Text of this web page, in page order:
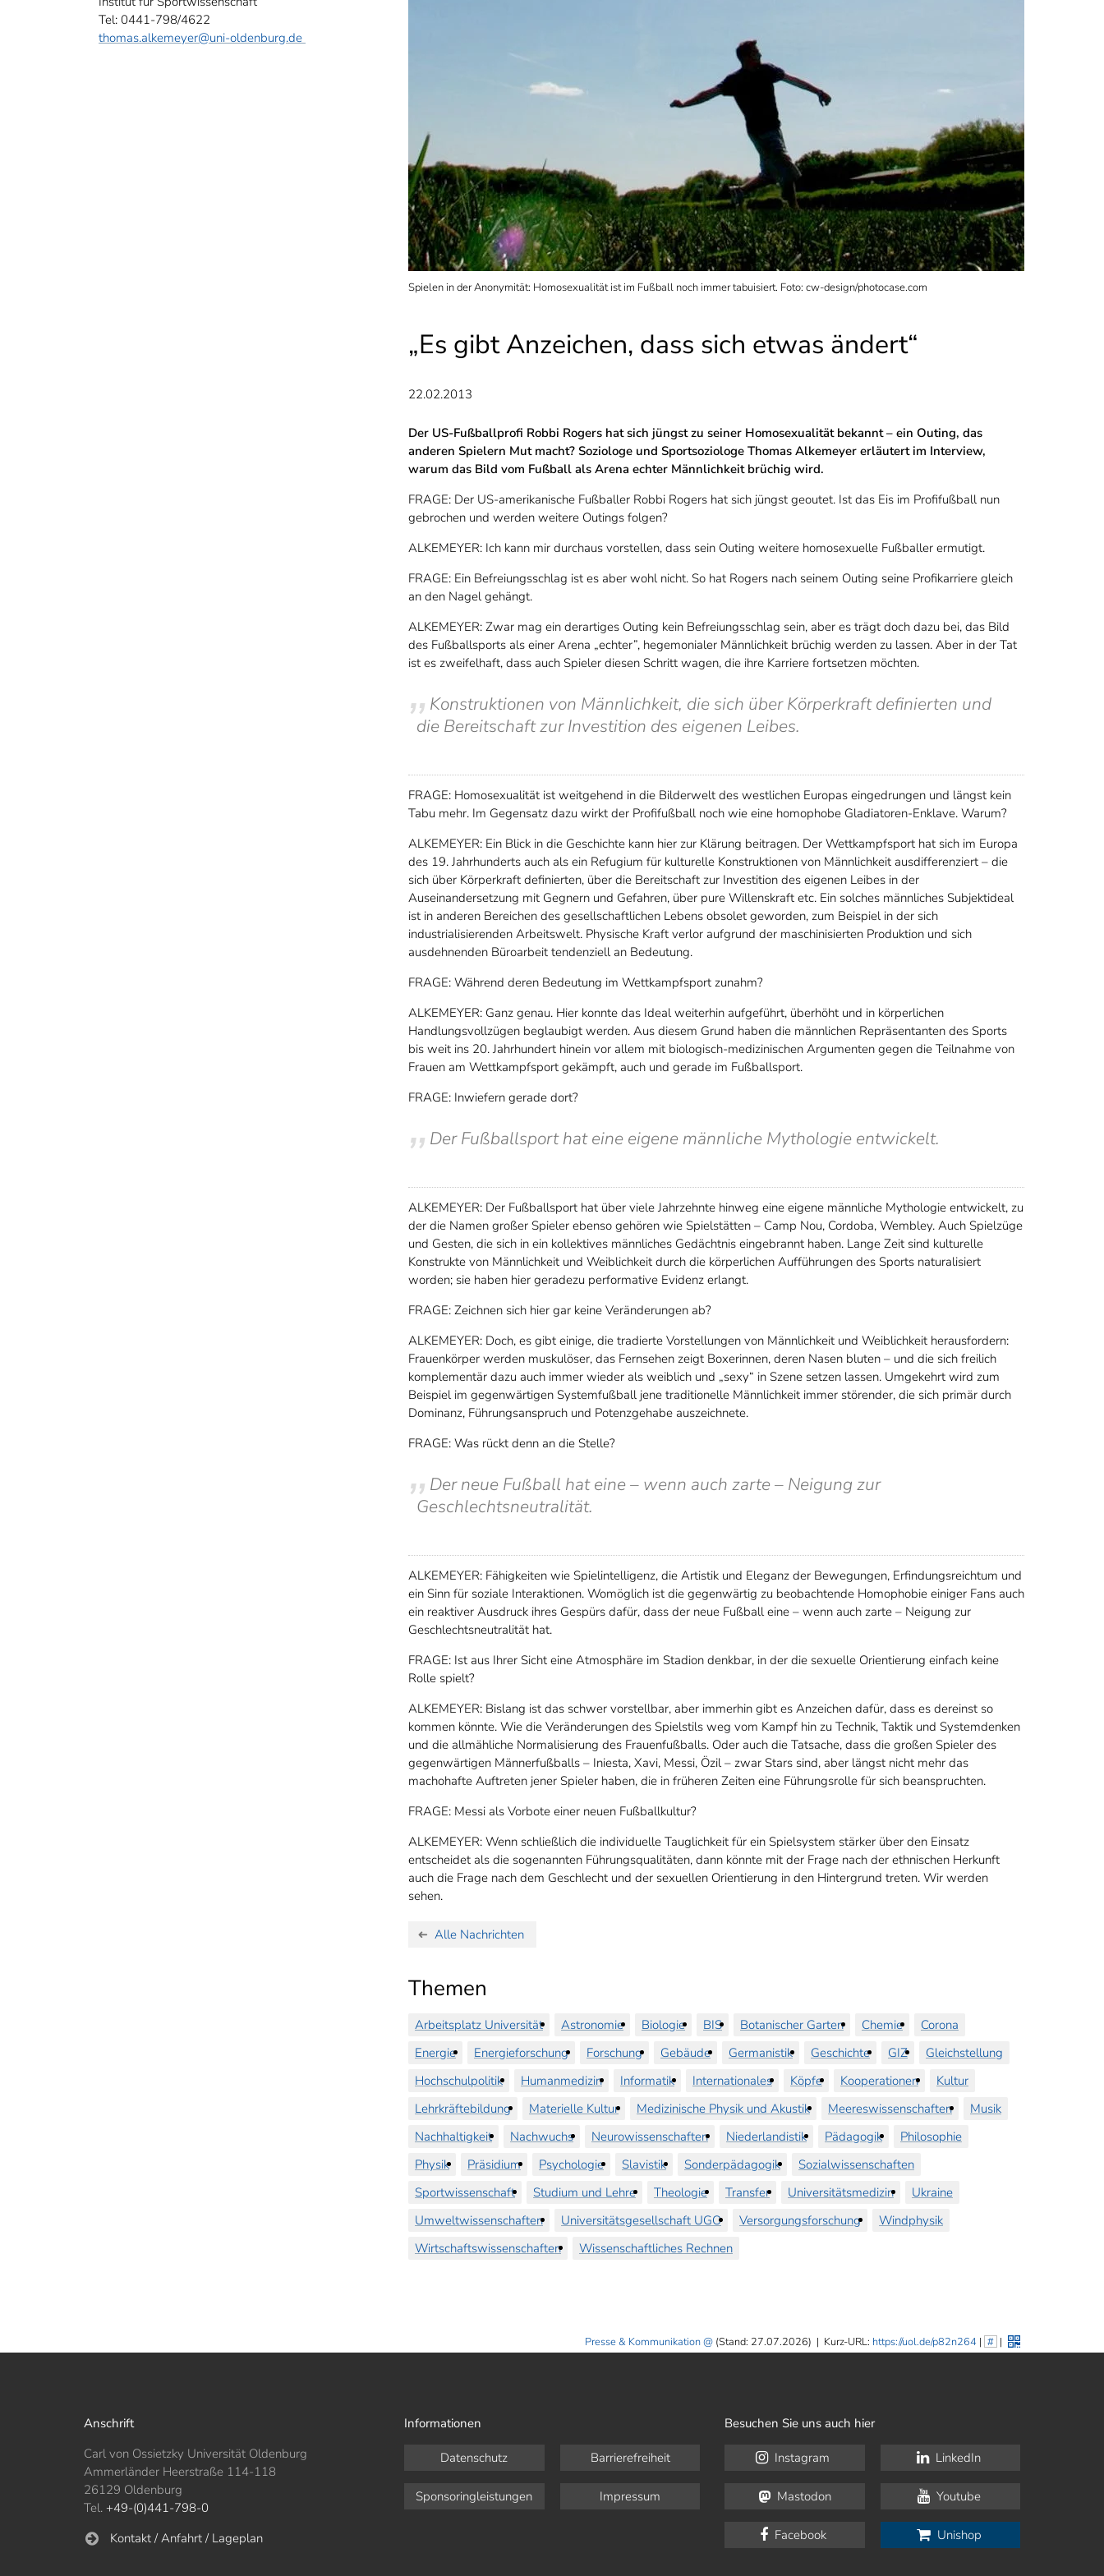
Tel: 0441-798/4622
thomas.alkemeyer@uni-oldenburg.de
Spielen in der Anonymität: Homosexualität ist im Fußball noch immer tabuisiert. Foto: cw-design/photocase.com
„Es gibt Anzeichen, dass sich etwas ändert“
22.02.2013
Der US-Fußballprofi Robbi Rogers hat sich jüngst zu seiner Homosexualität bekannt – ein Outing, das
anderen Spielern Mut macht? Soziologe und Sportsoziologe Thomas Alkemeyer erläutert im Interview,
warum das Bild vom Fußball als Arena echter Männlichkeit brüchig wird.
FRAGE: Der US-amerikanische Fußballer Robbi Rogers hat sich jüngst geoutet. Ist das Eis im Profifußball nun
gebrochen und werden weitere Outings folgen?
ALKEMEYER: Ich kann mir durchaus vorstellen, dass sein Outing weitere homosexuelle Fußballer ermutigt.
FRAGE: Ein Befreiungsschlag ist es aber wohl nicht. So hat Rogers nach seinem Outing seine Profikarriere gleich
an den Nagel gehängt.
ALKEMEYER: Zwar mag ein derartiges Outing kein Befreiungsschlag sein, aber es trägt doch dazu bei, das Bild
des Fußballsports als einer Arena „echter”, hegemonialer Männlichkeit brüchig werden zu lassen. Aber in der Tat
ist es zweifelhaft, dass auch Spieler diesen Schritt wagen, die ihre Karriere fortsetzen möchten.
Konstruktionen von Männlichkeit, die sich über Körperkraft definierten und
die Bereitschaft zur Investition des eigenen Leibes.
FRAGE: Homosexualität ist weitgehend in die Bilderwelt des westlichen Europas eingedrungen und längst kein
Tabu mehr. Im Gegensatz dazu wirkt der Profifußball noch wie eine homophobe Gladiatoren-Enklave. Warum?
ALKEMEYER: Ein Blick in die Geschichte kann hier zur Klärung beitragen. Der Wettkampfsport hat sich im Europa
des 19. Jahrhunderts auch als ein Refugium für kulturelle Konstruktionen von Männlichkeit ausdifferenziert – die
sich über Körperkraft definierten, über die Bereitschaft zur Investition des eigenen Leibes in der
Auseinandersetzung mit Gegnern und Gefahren, über pure Willenskraft etc. Ein solches männliches Subjektideal
ist in anderen Bereichen des gesellschaftlichen Lebens obsolet geworden, zum Beispiel in der sich
industrialisierenden Arbeitswelt. Physische Kraft verlor aufgrund der maschinisierten Produktion und sich
ausdehnenden Büroarbeit tendenziell an Bedeutung.
FRAGE: Während deren Bedeutung im Wettkampfsport zunahm?
ALKEMEYER: Ganz genau. Hier konnte das Ideal weiterhin aufgeführt, überhöht und in körperlichen
Handlungsvollzügen beglaubigt werden. Aus diesem Grund haben die männlichen Repräsentanten des Sports
bis weit ins 20. Jahrhundert hinein vor allem mit biologisch-medizinischen Argumenten gegen die Teilnahme von
Frauen am Wettkampfsport gekämpft, auch und gerade im Fußballsport.
FRAGE: Inwiefern gerade dort?
Der Fußballsport hat eine eigene männliche Mythologie entwickelt.
ALKEMEYER: Der Fußballsport hat über viele Jahrzehnte hinweg eine eigene männliche Mythologie entwickelt, zu
der die Namen großer Spieler ebenso gehören wie Spielstätten – Camp Nou, Cordoba, Wembley. Auch Spielzüge
und Gesten, die sich in ein kollektives männliches Gedächtnis eingebrannt haben. Lange Zeit sind kulturelle
Konstrukte von Männlichkeit und Weiblichkeit durch die körperlichen Aufführungen des Sports naturalisiert
worden; sie haben hier geradezu performative Evidenz erlangt.
FRAGE: Zeichnen sich hier gar keine Veränderungen ab?
ALKEMEYER: Doch, es gibt einige, die tradierte Vorstellungen von Männlichkeit und Weiblichkeit herausfordern:
Frauenkörper werden muskulöser, das Fernsehen zeigt Boxerinnen, deren Nasen bluten – und die sich freilich
komplementär dazu auch immer wieder als weiblich und „sexy“ in Szene setzen lassen. Umgekehrt wird zum
Beispiel im gegenwärtigen Systemfußball jene traditionelle Männlichkeit immer störender, die sich primär durch
Dominanz, Führungsanspruch und Potenzgehabe auszeichnete.
FRAGE: Was rückt denn an die Stelle?
Der neue Fußball hat eine – wenn auch zarte – Neigung zur
Geschlechtsneutralität.
ALKEMEYER: Fähigkeiten wie Spielintelligenz, die Artistik und Eleganz der Bewegungen, Erfindungsreichtum und
ein Sinn für soziale Interaktionen. Womöglich ist die gegenwärtig zu beobachtende Homophobie einiger Fans auch
ein reaktiver Ausdruck ihres Gespürs dafür, dass der neue Fußball eine – wenn auch zarte – Neigung zur
Geschlechtsneutralität hat.
FRAGE: Ist aus Ihrer Sicht eine Atmosphäre im Stadion denkbar, in der die sexuelle Orientierung einfach keine
Rolle spielt?
ALKEMEYER: Bislang ist das schwer vorstellbar, aber immerhin gibt es Anzeichen dafür, dass es dereinst so
kommen könnte. Wie die Veränderungen des Spielstils weg vom Kampf hin zu Technik, Taktik und Systemdenken
und die allmähliche Normalisierung des Frauenfußballs. Oder auch die Tatsache, dass die großen Spieler des
gegenwärtigen Männerfußballs – Iniesta, Xavi, Messi, Özil – zwar Stars sind, aber längst nicht mehr das
machohafte Auftreten jener Spieler haben, die in früheren Zeiten eine Führungsrolle für sich beanspruchten.
FRAGE: Messi als Vorbote einer neuen Fußballkultur?
ALKEMEYER: Wenn schließlich die individuelle Tauglichkeit für ein Spielsystem stärker über den Einsatz
entscheidet als die sogenannten Führungsqualitäten, dann könnte mit der Frage nach der ethnischen Herkunft
auch die Frage nach dem Geschlecht und der sexuellen Orientierung in den Hintergrund treten. Wir werden
sehen.
Alle Nachrichten
Themen
Arbeitsplatz Universität Astronomie Biologie BIS Botanischer Garten Chemie
Corona
Energie
Energieforschung Forschung Gebäude Germanistik Geschichte GIZ
Gleichstellung
Hochschulpolitik
Humanmedizin Informatik Internationales Köpfe Kooperationen
Kultur
Lehrkräftebildung
Materielle Kultur Medizinische Physik und Akustik Meereswissenschaften
Musik
Nachhaltigkeit
Nachwuchs Neurowissenschaften Niederlandistik Pädagogik
Philosophie
Physik
Präsidium Psychologie Slavistik Sonderpädagogik
Sozialwissenschaften
Sportwissenschaft
Studium und Lehre Theologie Transfer Universitätsmedizin
Ukraine
Umweltwissenschaften
Universitätsgesellschaft UGO Versorgungsforschung
Windphysik
Wirtschaftswissenschaften
Wissenschaftliches Rechnen
Presse & Kommunikation (Stand: 27.07.2026) | Kurz-URL: https://uol.de/p82n264| # |
Anschrift
Carl von Ossietzky Universität Oldenburg
Ammerländer Heerstraße 114-118
26129 Oldenburg
Tel. +49-(0)441-798-0
Kontakt / Anfahrt / Lageplan
Informationen
Datenschutz Barrierefreiheit
Sponsoringleistungen Impressum
Besuchen Sie uns auch hier
Instagram LinkedIn
Mastodon Youtube
Facebook Unishop